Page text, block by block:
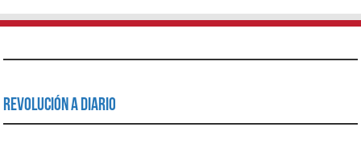
Revolución a Diario